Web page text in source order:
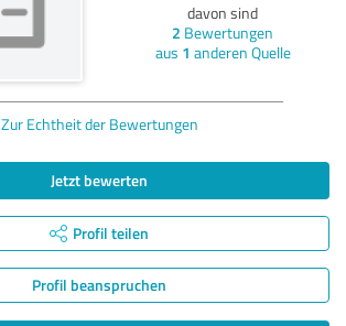
davon sind
2 Bewertungen
aus 1 anderen Quelle
Zur Echtheit der Bewertungen
Jetzt bewerten
Profil teilen
Profil beanspruchen